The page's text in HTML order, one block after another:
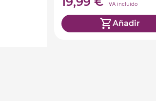
IVA incluido
Añadir